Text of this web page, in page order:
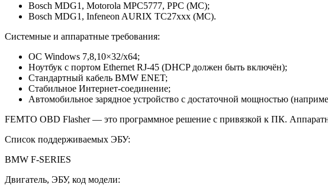
Bosch MDG1, Motorola MPC5777, PPC (MC);
Bosch MDG1, Infeneon AURIX TC27xxx (MC).
Системные и аппаратные требования:
ОС Windows 7,8,10×32/x64;
Ноутбук с портом Ethernet RJ-45 (DHCP должен быть включён);
Стандартный кабель BMW ENET;
Стабильное Интернет-соединение;
Автомобильное зарядное устройство с достаточной мощностью
FEMTO OBD Flasher — это программное решение с привязкой к ПК.
Список поддерживаемых ЭБУ:
BMW F-SERIES
Двигатель, ЭБУ, код модели: